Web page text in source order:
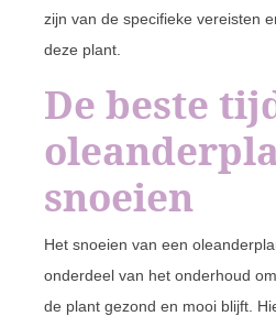
zijn van de specifieke vereisten
deze plant.
De beste
snoeien
Het snoeien van een
onderdeel van het onderhoud
de plant gezond en mooi blijft.